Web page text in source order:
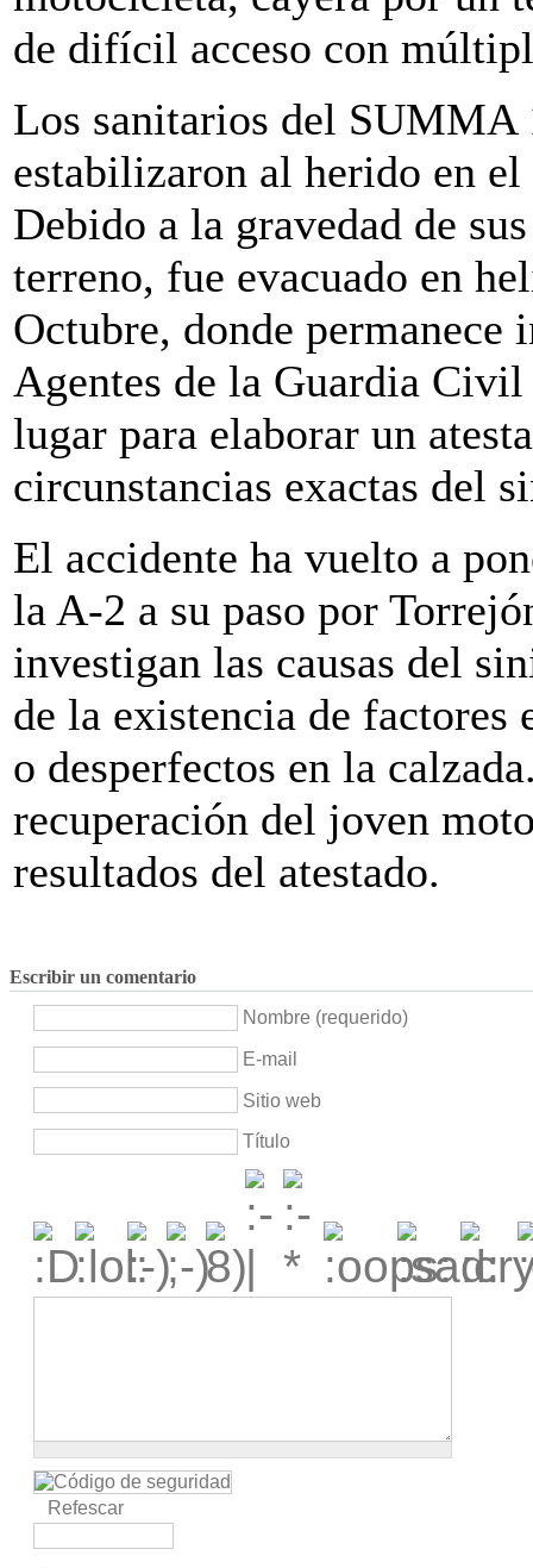
de difícil acceso con
Los sanitarios del SUMMA
estabilizaron al herido en
Debido a la gravedad de
terreno, fue evacuado en
Octubre, donde permanece
Agentes de la Guardia Civil
lugar para elaborar un
circunstancias exactas del
El accidente ha vuelto a
la A-2 a su paso por
investigan las causas del
de la existencia de
o desperfectos en la
recuperación del joven
resultados del atestado.
Escribir un comentario
Nombre (requerido)
E-mail
Sitio web
Título
Refescar